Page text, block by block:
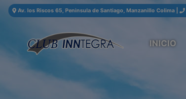
Av. los Riscos 65, Peninsula de Santiago, Manzanillo Colima |
INICIO